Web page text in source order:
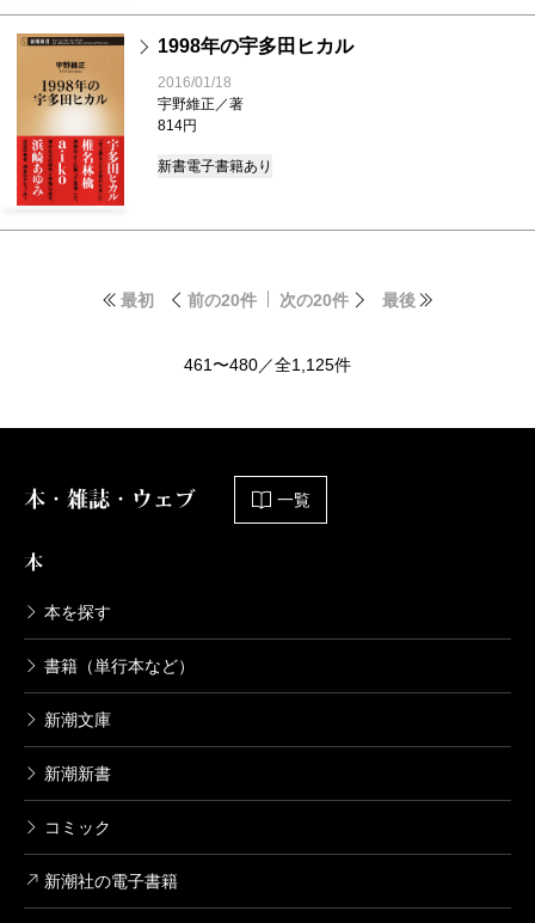
1998年の宇多田ヒカル
2016/01/18
宇野維正／著
814円
新書電子書籍あり
最初 前の20件 次の20件 最後
461〜480／全1,125件
本・雑誌・ウェブ 一覧
本
本を探す
書籍（単行本など）
新潮文庫
新潮新書
コミック
新潮社の電子書籍